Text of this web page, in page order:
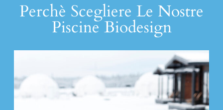
Perchè Scegliere Le Nostre
Piscine Biodesign